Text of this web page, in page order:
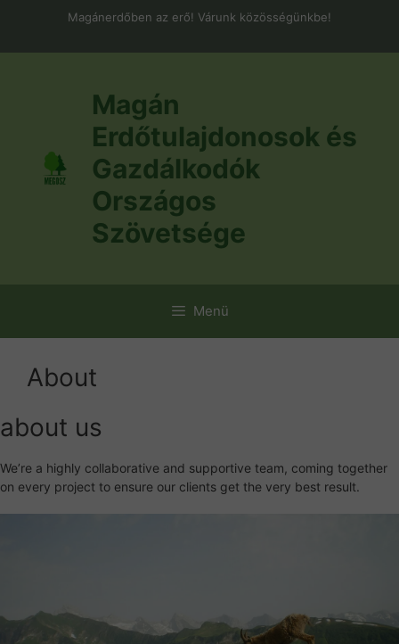
Magánerdőben az erő! Várunk közösségünkbe!
Magán
Erdőtulajdonosok és
Gazdálkodók
Országos
Szövetsége
Menü
About
about us
We’re a highly collaborative and supportive team, coming together
on every project to ensure our clients get the very best result.